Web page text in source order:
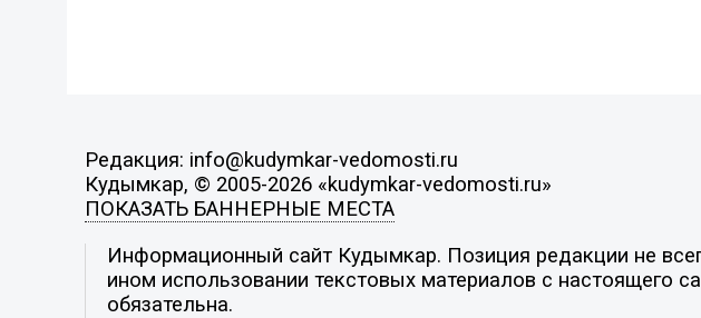
Редакция: info@kudymkar-vedomosti.ru
Кудымкар, © 2005-2026 «kudymkar-vedomosti.ru»
ПОКАЗАТЬ БАННЕРНЫЕ МЕСТА
Информационный сайт Кудымкар. Позиция редакции не
ином использовании текстовых материалов с настоящего
обязательна.